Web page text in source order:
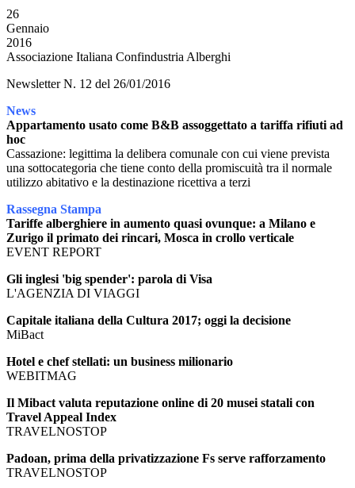
26
Gennaio
2016
Associazione Italiana Confindustria Alberghi
Newsletter N. 12 del 26/01/2016
News
Appartamento usato come B&B assoggettato a tariffa rifiuti ad
hoc
Cassazione: legittima la delibera comunale con cui viene prevista
una sottocategoria che tiene conto della promiscuità tra il normale
utilizzo abitativo e la destinazione ricettiva a terzi
Rassegna Stampa
Tariffe alberghiere in aumento quasi ovunque: a Milano e
Zurigo il primato dei rincari, Mosca in crollo verticale
EVENT REPORT
Gli inglesi 'big spender': parola di Visa
L'AGENZIA DI VIAGGI
Capitale italiana della Cultura 2017; oggi la decisione
MiBact
Hotel e chef stellati: un business milionario
WEBITMAG
Il Mibact valuta reputazione online di 20 musei statali con
Travel Appeal Index
TRAVELNOSTOP
Padoan, prima della privatizzazione Fs serve rafforzamento
TRAVELNOSTOP